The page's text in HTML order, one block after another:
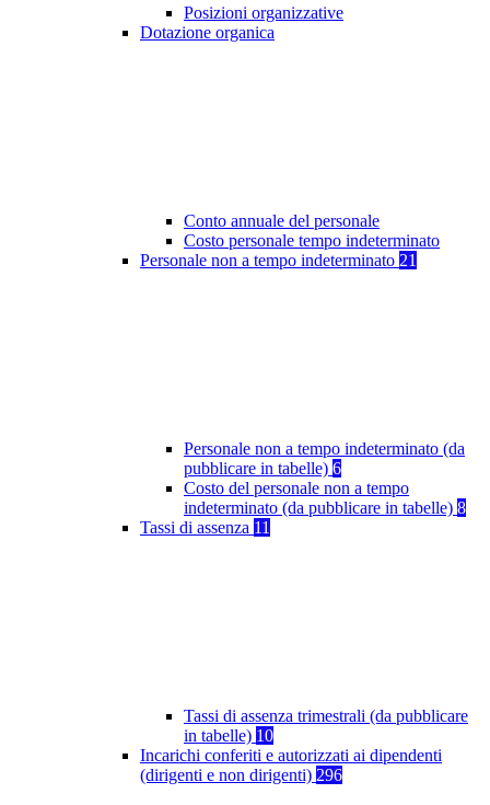
Posizioni organizzative
Dotazione organica
Conto annuale del personale
Costo personale tempo indeterminato
Personale non a tempo indeterminato 21
Personale non a tempo indeterminato (da
pubblicare in tabelle) 6
Costo del personale non a tempo
indeterminato (da pubblicare in tabelle) 8
Tassi di assenza 11
Tassi di assenza trimestrali (da pubblicare
in tabelle) 10
Incarichi conferiti e autorizzati ai dipendenti
(dirigenti e non dirigenti) 296